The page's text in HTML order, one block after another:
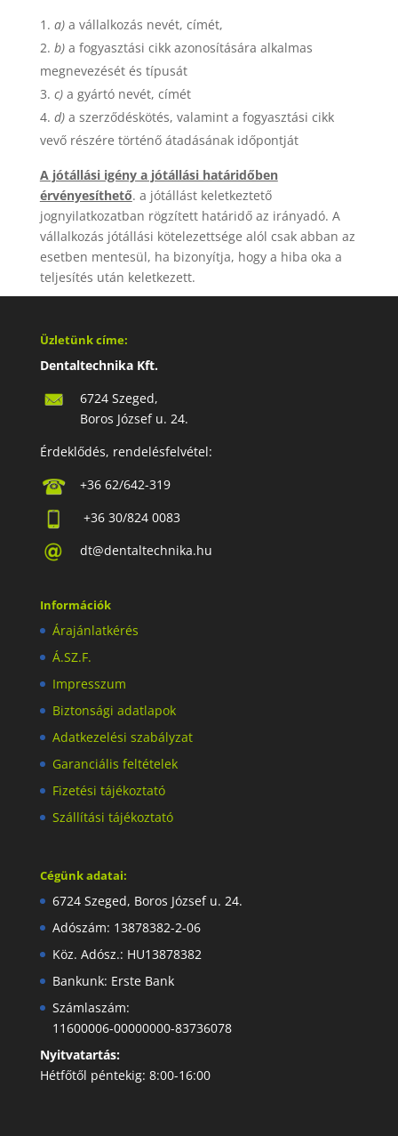
a) a vállalkozás nevét, címét,
b) a fogyasztási cikk azonosítására alkalmas
megnevezését és típusát
c) a gyártó nevét, címét
d) a szerződéskötés, valamint a fogyasztási cikk
vevő részére történő átadásának időpontját
A jótállási igény a jótállási határidőben
érvényesíthető. a jótállást keletkeztető
jognyilatkozatban rögzített határidő az irányadó. A
vállalkozás jótállási kötelezettsége alól csak abban az
esetben mentesül, ha bizonyítja, hogy a hiba oka a
teljesítés után keletkezett.
Üzletünk címe:
Dentaltechnika Kft.
6724 Szeged,
Boros József u. 24.
Érdeklődés, rendelésfelvétel:
+36 62/642-319
+36 30/824 0083
dt@dentaltechnika.hu
Információk
Árajánlatkérés
Á.SZ.F.
Impresszum
Biztonsági adatlapok
Adatkezelési szabályzat
Garanciális feltételek
Fizetési tájékoztató
Szállítási tájékoztató
Cégünk adatai:
6724 Szeged, Boros József u. 24.
Adószám: 13878382-2-06
Köz. Adósz.: HU13878382
Bankunk: Erste Bank
Számlaszám:
11600006-00000000-83736078
Nyitvatartás:
Hétfőtől péntekig: 8:00-16:00